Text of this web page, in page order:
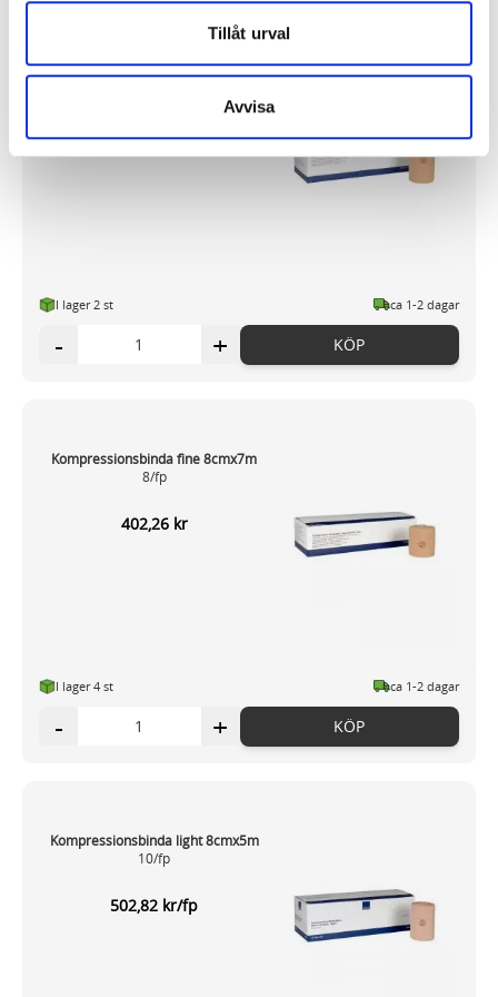
försvinner när du stänger din webbläsare. För att du
har cookies aktiverat.
och annonserna till användarna, tillhandahålla funktioner
för sociala medier och analysera vår trafik. Vi
information som du har tillhandahållit eller som de har
samlat in när du har använt deras tjänster.
Tillåt urval
Avvisa
Kompressionsbinda fine 10cmx7m
550,27 kr
I lager 2 st ca 1-2 dagar
- + KÖP
Kompressionsbinda fine 8cmx7m
8/fp
402,26 kr
I lager 4 st ca 1-2 dagar
- + KÖP
Kompressionsbinda light 8cmx5m
10/fp
502,82 kr/fp